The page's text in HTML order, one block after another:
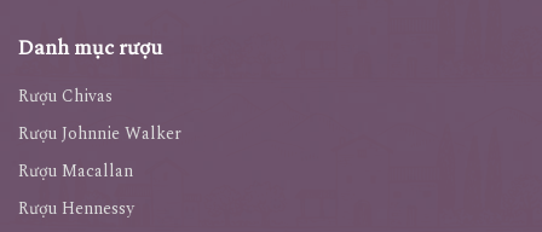
Danh mục rượu
Rượu Chivas
Rượu Johnnie Walker
Rượu Macallan
Rượu Hennessy